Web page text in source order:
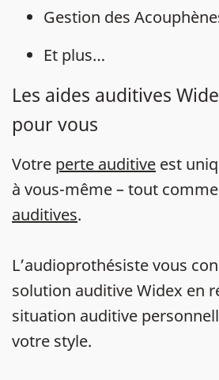
Gestion des
Et plus…
Les aides auditives
pour vous
Votre perte auditive est
à vous-même – tout
auditives.
L’audioprothésiste vous
solution auditive Widex en
situation auditive
votre style.